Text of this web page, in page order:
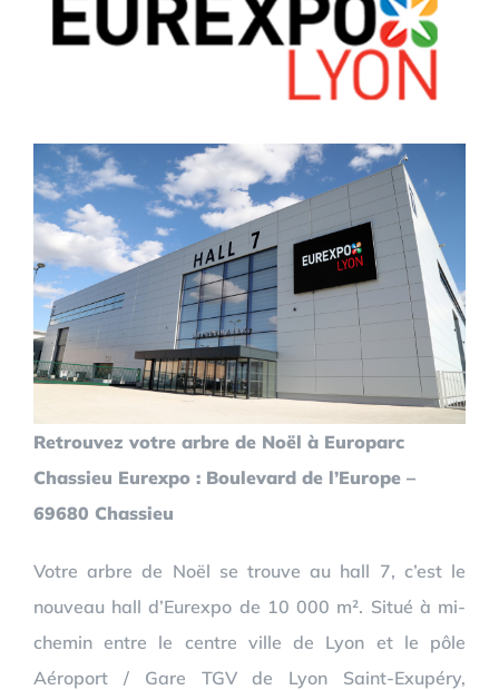
Retrouvez votre arbre de Noël à Europarc
Chassieu Eurexpo : Boulevard de l’Europe –
69680 Chassieu
Votre arbre de Noël se trouve au hall 7, c’est le
nouveau hall d’Eurexpo de 10 000 m². Situé à mi-
chemin entre le centre ville de Lyon et le pôle
Aéroport / Gare TGV de Lyon Saint-Exupéry,